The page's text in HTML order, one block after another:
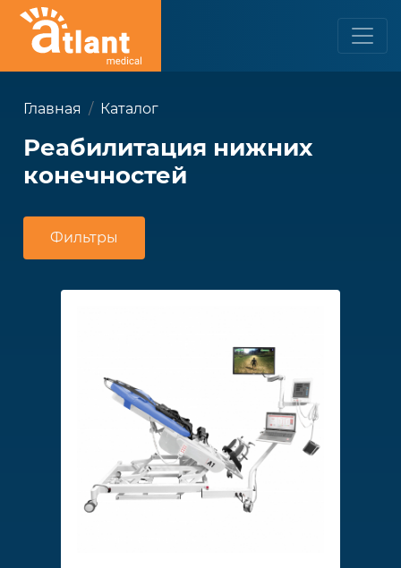
Главная Каталог
Реабилитация нижних
конечностей
Фильтры